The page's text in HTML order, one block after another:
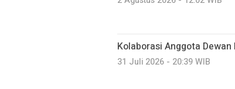
Kolaborasi Anggota
31 Juli 2026 - 20:39 WIB